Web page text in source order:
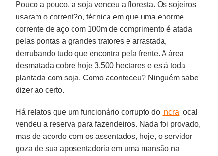
Pouco a pouco, a soja venceu a floresta. Os sojeiros
usaram o corrent?o, técnica em que uma enorme
corrente de aço com 100m de comprimento é atada
pelas pontas a grandes tratores e arrastada,
derrubando tudo que encontra pela frente. A área
desmatada cobre hoje 3.500 hectares e está toda
plantada com soja. Como aconteceu? Ninguém sabe
dizer ao certo.
Há relatos que um funcionário corrupto do Incra local
vendeu a reserva para fazendeiros. Nada foi provado,
mas de acordo com os assentados, hoje, o servidor
goza de sua aposentadoria em uma mansão na